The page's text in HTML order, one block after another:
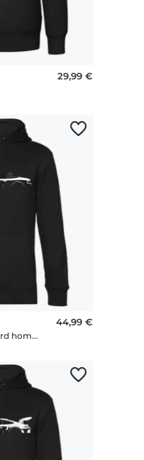
29,99 €
Sweat à capuche standard homme
44,99 €